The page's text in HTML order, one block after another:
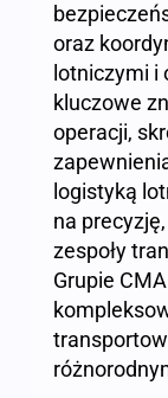
oraz
lotniczymi i
kluczowe
operacji,
logistyką
na
zespoły
Grupie